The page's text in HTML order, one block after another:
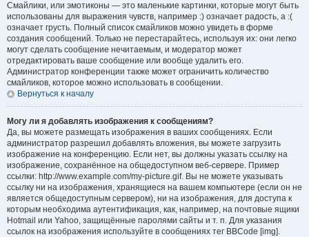
Смайлики, или эмотиконы — это маленькие картинки, которые могут быть
использованы для выражения чувств, например :) означает радость, а :(
означает грусть. Полный список смайликов можно увидеть в форме
создания сообщений. Только не перестарайтесь, используя их: они легко
могут сделать сообщение нечитаемым, и модератор может
отредактировать ваше сообщение или вообще удалить его.
Администратор конференции также может ограничить количество
смайликов, которое можно использовать в сообщении.
Вернуться к началу
Могу ли я добавлять изображения к сообщениям?
Да, вы можете размещать изображения в ваших сообщениях. Если
администратор разрешил добавлять вложения, вы можете загрузить
изображение на конференцию. Если нет, вы должны указать ссылку на
изображение, сохранённое на общедоступном веб-сервере. Пример
ссылки: http://www.example.com/my-picture.gif. Вы не можете указывать
ссылку ни на изображения, хранящиеся на вашем компьютере (если он не
является общедоступным сервером), ни на изображения, для доступа к
которым необходима аутентификация, как, например, на почтовые ящики
Hotmail или Yahoo, защищённые паролями сайты и т. п. Для указания
ссылок на изображения используйте в сообщениях тег BBCode [img].